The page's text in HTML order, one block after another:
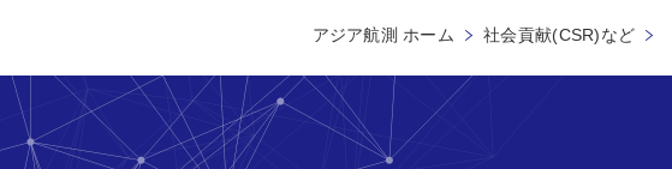
アジア航測 ホーム 社会貢献(CSR)など